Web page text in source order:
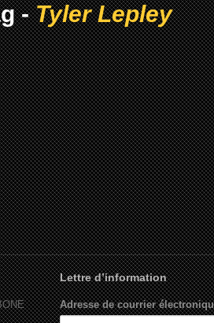
-Tyler Lepley
Lettre d’information
Adresse de courrier